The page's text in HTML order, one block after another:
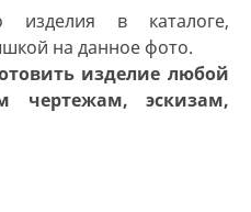
изделия в каталоге,
на данное фото.
изделие любой
чертежам, эскизам,